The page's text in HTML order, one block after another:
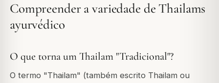
Compreender a variedade de Thailams
ayurvédico
O que torna um Thailam "Tradicional"?
O termo "Thailam" (também escrito Thailam ou